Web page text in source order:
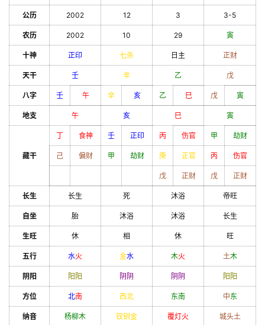
公历 2002 12 3 3-5
农历 2002 10 29 寅
十神 正印 七杀 日主 正财
天干 壬 辛 乙 戊
八字 壬 午 辛 亥 乙 巳 戊 寅
地支 午 亥 巳 寅
藏干
丁 食神 壬 正印 丙 伤官 甲 劫财
己 偏财 甲 劫财 庚 正官 丙 伤官
戊 正财 戊 正财
长生 长生 死 沐浴 帝旺
自坐 胎 沐浴 沐浴 长生
生旺 休 相 休 旺
五行 水火 金水 木火 土木
阴阳 阳 阳 阴 阴 阴 阴 阳 阳
方位 北南 西北 东南 中东
纳音 杨柳木 钗钏金 覆灯火 城头土